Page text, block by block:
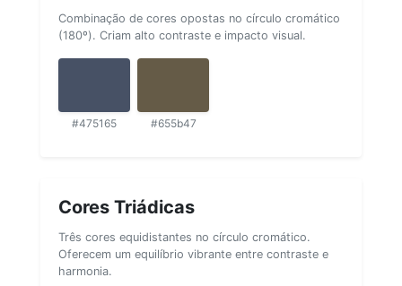
Combinação de cores opostas no círculo cromático
(180º). Criam alto contraste e impacto visual.
#475165 #655b47
Cores Triádicas
Três cores equidistantes no círculo cromático.
Oferecem um equilíbrio vibrante entre contraste e
harmonia.